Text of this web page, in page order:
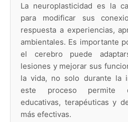
La neuroplasticidad es la
para modificar sus
respuesta a experiencias,
ambientales. Es importante
el cerebro puede
lesiones y mejorar sus
la vida, no solo durante la
este proceso permite
educativas, terapéuticas y
más efectivas.